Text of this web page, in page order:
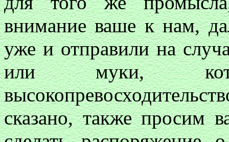
внимание ваше к нам,
уже и отправили на
или муки,
сказано, также просим